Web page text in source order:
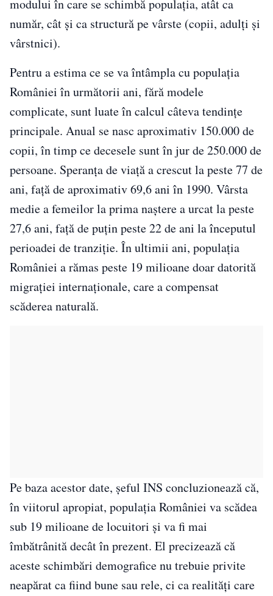
modului în care se schimbă populația, atât ca
număr, cât și ca structură pe vârste (copii, adulți și
vârstnici).
Pentru a estima ce se va întâmpla cu populația
României în următorii ani, fără modele
complicate, sunt luate în calcul câteva tendințe
principale. Anual se nasc aproximativ 150.000 de
copii, în timp ce decesele sunt în jur de 250.000 de
persoane. Speranța de viață a crescut la peste 77 de
ani, față de aproximativ 69,6 ani în 1990. Vârsta
medie a femeilor la prima naștere a urcat la peste
27,6 ani, față de puțin peste 22 de ani la începutul
perioadei de tranziție. În ultimii ani, populația
României a rămas peste 19 milioane doar datorită
migrației internaționale, care a compensat
scăderea naturală.
Pe baza acestor date, șeful INS concluzionează că,
în viitorul apropiat, populația României va scădea
sub 19 milioane de locuitori și va fi mai
îmbătrânită decât în prezent. El precizează că
aceste schimbări demografice nu trebuie privite
neapărat ca fiind bune sau rele, ci ca realități care